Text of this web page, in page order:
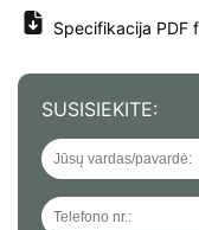
Keltuvai
Specifikacija PDF
SUSISIEKITE: